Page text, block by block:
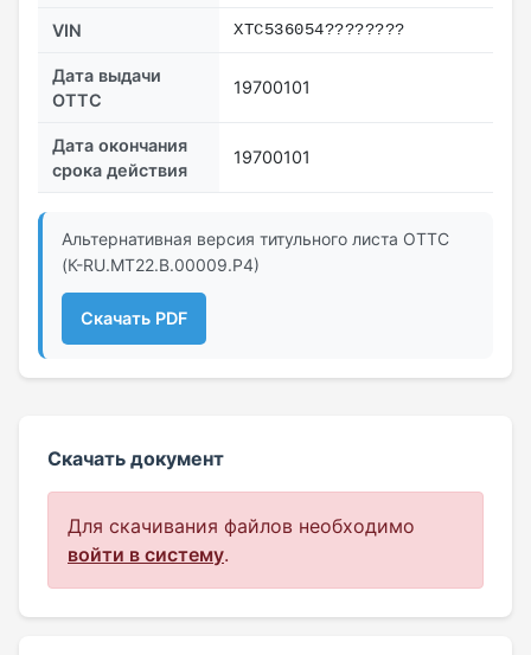
VIN ХTC536054????????
Дата выдачи
ОТТС
19700101
Дата окончания
срока действия
19700101
Альтернативная версия титульного листа ОТТС
(К-RU.МТ22.В.00009.Р4)
Скачать PDF
Скачать документ
Для скачивания файлов необходимо
войти в систему.